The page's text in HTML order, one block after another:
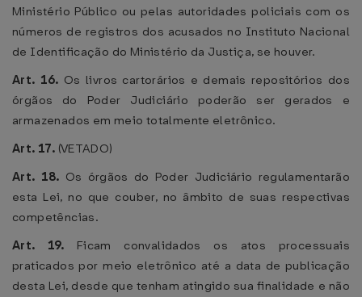
Ministério Público ou pelas autoridades policiais com os
números de registros dos acusados no Instituto Nacional
de Identificação do Ministério da Justiça, se houver.
Art. 16. Os livros cartorários e demais repositórios dos
órgãos do Poder Judiciário poderão ser gerados e
armazenados em meio totalmente eletrônico.
Art. 17. (VETADO)
Art. 18. Os órgãos do Poder Judiciário regulamentarão
esta Lei, no que couber, no âmbito de suas respectivas
competências.
Art. 19. Ficam convalidados os atos processuais
praticados por meio eletrônico até a data de publicação
desta Lei, desde que tenham atingido sua finalidade e não